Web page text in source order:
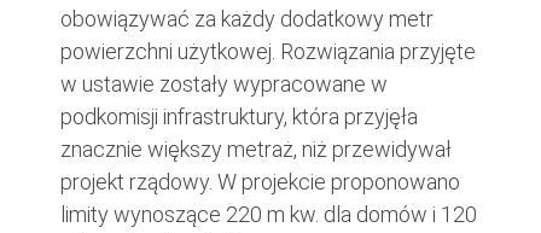
obowiązywać za każdy dodatkowy metr
powierzchni użytkowej. Rozwiązania przyjęte
w ustawie zostały wypracowane w
podkomisji infrastruktury, która przyjęła
znacznie większy metraż, niż przewidywał
projekt rządowy. W projekcie proponowano
limity wynoszące 220 m kw. dla domów i 120